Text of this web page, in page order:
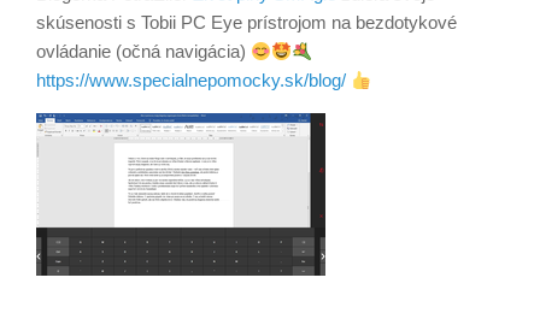
skúsenosti s Tobii PC Eye prístrojom na bezdotykové
ovládanie (očná navigácia)
https://www.specialnepomocky.sk/blog/